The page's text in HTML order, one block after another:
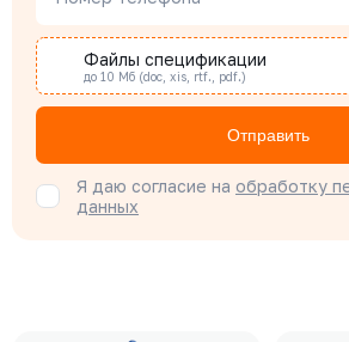
Файлы спецификации
до 10 Мб (doc, xis, rtf., pdf.)
Отправить
Я даю согласие на обработку
данных